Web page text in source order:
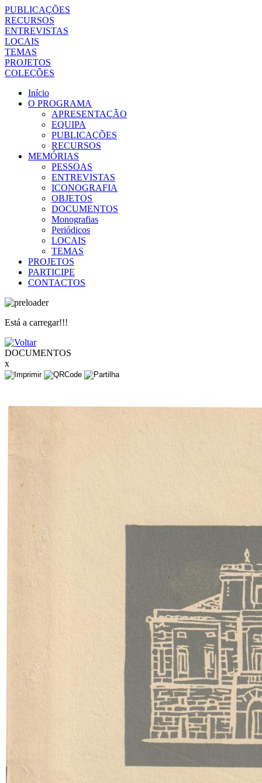
PUBLICAÇÕES
RECURSOS
ENTREVISTAS
LOCAIS
TEMAS
PROJETOS
COLEÇÕES
Início
O PROGRAMA
APRESENTAÇÃO
EQUIPA
PUBLICAÇÕES
RECURSOS
MEMÓRIAS
PESSOAS
ENTREVISTAS
ICONOGRAFIA
OBJETOS
DOCUMENTOS
Monografias
Periódicos
LOCAIS
TEMAS
PROJETOS
PARTICIPE
CONTACTOS
Está a carregar!!!
DOCUMENTOS
x